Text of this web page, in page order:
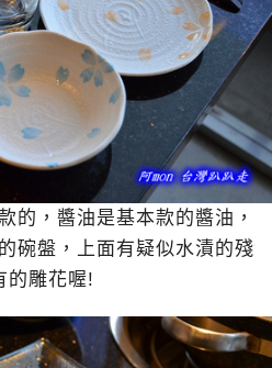
的，醬油是基本款的醬油，
碗盤，上面有疑似水漬的殘
的雕花喔!